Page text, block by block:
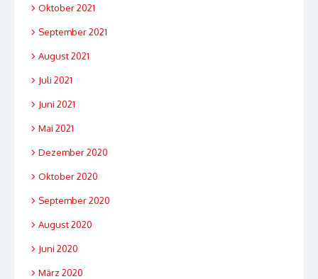
Oktober 2021
September 2021
August 2021
Juli 2021
Juni 2021
Mai 2021
Dezember 2020
Oktober 2020
September 2020
August 2020
Juni 2020
März 2020